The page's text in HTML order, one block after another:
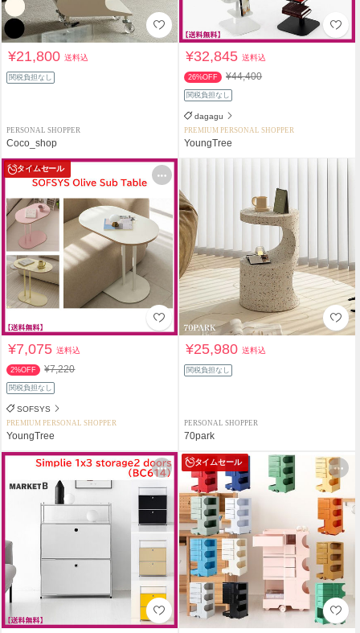
¥21,800送料込
関税負担なし
PERSONAL SHOPPER
Coco_shop
¥32,845送料込
26%OFF ¥44,400
関税負担なし
dagagu
PREMIUM PERSONAL SHOPPER
YoungTree
タイムセール
¥7,075送料込
2%OFF ¥7,220
関税負担なし
SOFSYS
PREMIUM PERSONAL SHOPPER
YoungTree
¥25,980送料込
関税負担なし
PERSONAL SHOPPER
70park
タイムセール